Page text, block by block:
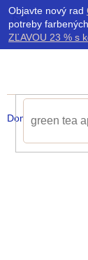
Prejsť
na
obsah
Objavte nový rad
potreby
ZĽAVOU 23 % s
Domov /
K
o
k
Späť
Späť